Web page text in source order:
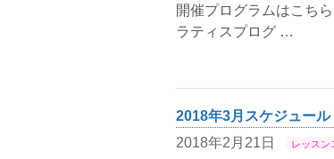
開催プログラムはこち
ラティスプログ …
2018年3月スケジュール
2018年2月21日
レッスン